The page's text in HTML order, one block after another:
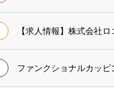
【求人情報】株式会社
ファンクショナルカッピ